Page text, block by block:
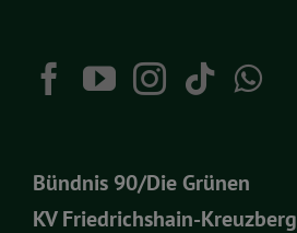
Bündnis 90/Die Grünen
KV Friedrichshain-Kreuzberg